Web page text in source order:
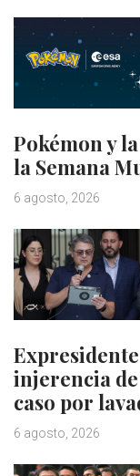
Pokémon y
la Semana
6 agosto, 2026
injerencia
caso por
6 agosto, 2026